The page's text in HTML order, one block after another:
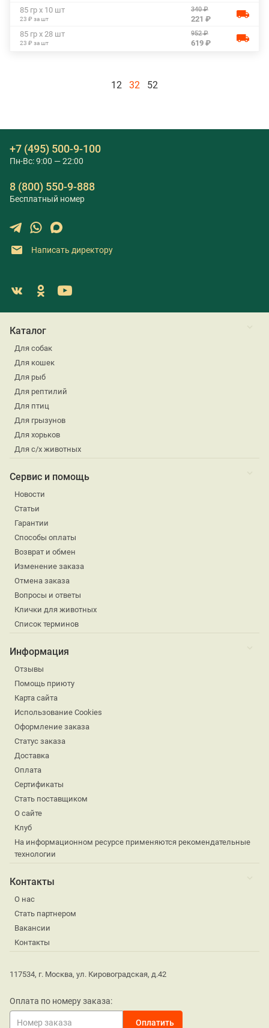
85 гр х 10 шт
23 ₽ за шт
340 ₽
221 ₽
85 гр х 28 шт
23 ₽ за шт
952 ₽
619 ₽
12 32 52
+7 (495) 500-9-100
Пн-Вс: 9:00 — 22:00
8 (800) 550-9-888
Бесплатный номер
Написать директору
Каталог
Для собак
Для кошек
Для рыб
Для рептилий
Для птиц
Для грызунов
Для хорьков
Для с/х животных
Сервис и помощь
Новости
Статьи
Гарантии
Способы оплаты
Возврат и обмен
Изменение заказа
Отмена заказа
Вопросы и ответы
Клички для животных
Список терминов
Информация
Отзывы
Помощь приюту
Карта сайта
Использование Cookies
Оформление заказа
Статус заказа
Доставка
Оплата
Сертификаты
Стать поставщиком
О сайте
Клуб
На информационном ресурсе применяются рекомендательные
технологии
Контакты
О нас
Стать партнером
Вакансии
Контакты
117534, г. Москва, ул. Кировоградская, д.42
Оплата по номеру заказа: